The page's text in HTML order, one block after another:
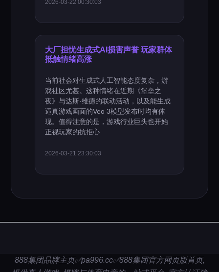
2026-03-22 00:30:03
大厂担忧生成式AI损害声誉 玩家群体
抵触情绪高涨
当前社会对生成式人工智能态度复杂，游
戏社区尤甚。这种情绪在近期《堡垒之
夜》与达斯·维德的联动活动，以及能生成
逼真游戏画面的Veo 3模型发布时均有体
现。值得注意的是，游戏行业巨头也开始
正视玩家的抗拒心
2026-03-21 23:30:03
888集团品牌主页✅pa996.cc✅888集团官方网页版首页,